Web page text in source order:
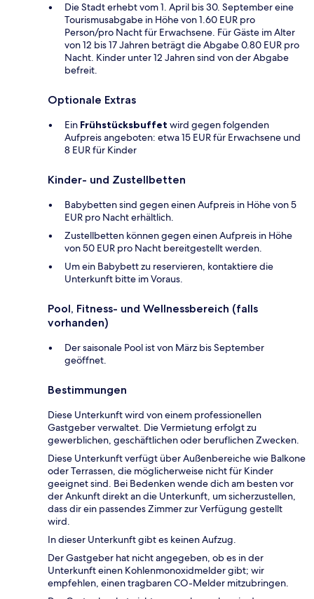
Die Stadt erhebt vom 1. April bis 30. September eine
Tourismusabgabe in Höhe von 1.60 EUR pro
Person/pro Nacht für Erwachsene. Für Gäste im Alter
von 12 bis 17 Jahren beträgt die Abgabe 0.80 EUR pro
Nacht. Kinder unter 12 Jahren sind von der Abgabe
befreit.
Optionale Extras
Ein Frühstücksbuffet wird gegen folgenden
Aufpreis angeboten: etwa 15 EUR für Erwachsene und
8 EUR für Kinder
Kinder- und Zustellbetten
Babybetten sind gegen einen Aufpreis in Höhe von 5
EUR pro Nacht erhältlich.
Zustellbetten können gegen einen Aufpreis in Höhe
von 50 EUR pro Nacht bereitgestellt werden.
Um ein Babybett zu reservieren, kontaktiere die
Unterkunft bitte im Voraus.
Pool, Fitness- und Wellnessbereich (falls
vorhanden)
Der saisonale Pool ist von März bis September
geöffnet.
Bestimmungen
Diese Unterkunft wird von einem professionellen
Gastgeber verwaltet. Die Vermietung erfolgt zu
gewerblichen, geschäftlichen oder beruflichen Zwecken.
Diese Unterkunft verfügt über Außenbereiche wie Balkone
oder Terrassen, die möglicherweise nicht für Kinder
geeignet sind. Bei Bedenken wende dich am besten vor
der Ankunft direkt an die Unterkunft, um sicherzustellen,
dass dir ein passendes Zimmer zur Verfügung gestellt
wird.
In dieser Unterkunft gibt es keinen Aufzug.
Der Gastgeber hat nicht angegeben, ob es in der
Unterkunft einen Kohlenmonoxidmelder gibt; wir
empfehlen, einen tragbaren CO-Melder mitzubringen.